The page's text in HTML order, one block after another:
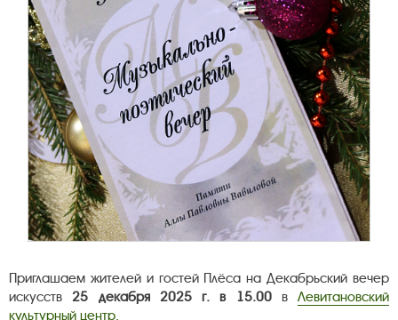
Приглашаем жителей и гостей Плёса на Декабрьский вечер
искусств 25 декабря 2025 г. в 15.00в Левитановский
культурный центр.